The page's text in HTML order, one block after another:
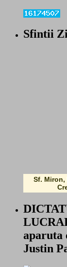
Sfintii
Sf.
aparuta
Justin